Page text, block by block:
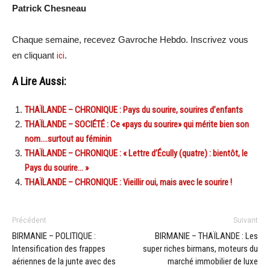
Patrick Chesneau
Chaque semaine, recevez Gavroche Hebdo. Inscrivez vous
en cliquant ici.
A Lire Aussi:
THAÏLANDE – CHRONIQUE : Pays du sourire, sourires d’enfants
THAÏLANDE – SOCIÉTÉ : Ce «pays du sourire» qui mérite bien son
nom….surtout au féminin
THAÏLANDE – CHRONIQUE : « Lettre d’Écully (quatre) : bientôt, le
Pays du sourire… »
THAÏLANDE – CHRONIQUE : Vieillir oui, mais avec le sourire !
Précédent
BIRMANIE – POLITIQUE :
Intensification des frappes
aériennes de la junte avec des
Suivant
BIRMANIE – THAÏLANDE : Les
super riches birmans, moteurs du
marché immobilier de luxe